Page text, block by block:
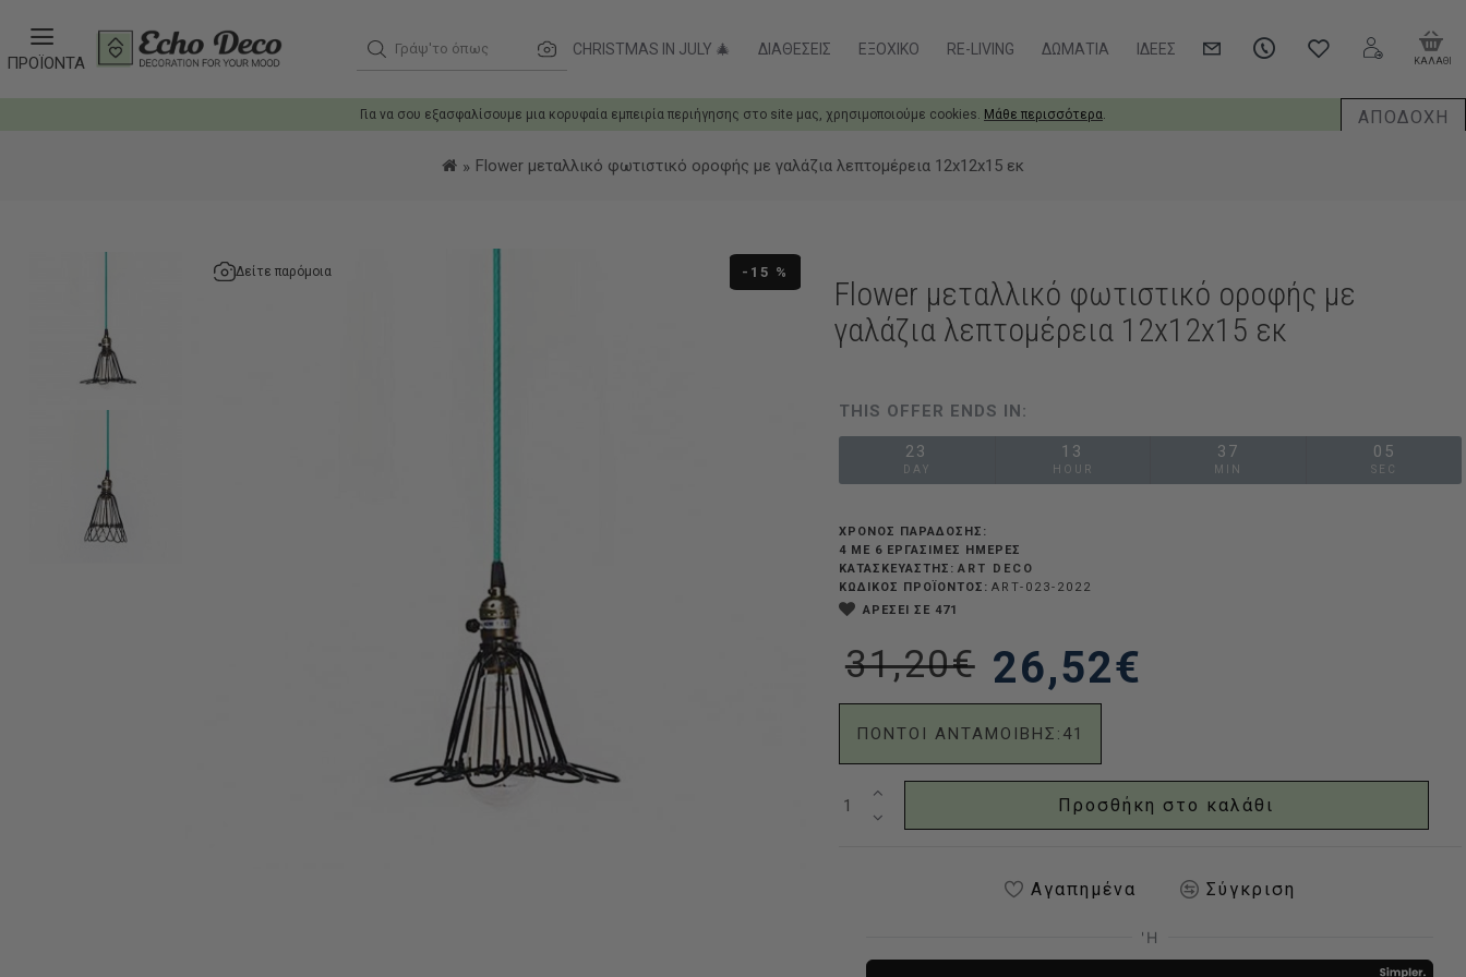
Για να σου εξασφαλίσουμε μια κορυφαία εμπειρία περιήγησης στο site μας, χρησιμοποιούμε cookies. Μάθε περισσότερα. ΑΠΟΔΟΧΗ
ΠΡΟΪΟΝΤΑ
Γράψ'το όπως θες.. CHRISTMAS IN JULY 🎄 ΔΙΑΘΈΣΕΙΣ ΕΞΟΧΙΚΌ RE-LIVING ΔΩΜΆΤΙΑ ΙΔΈΕΣ
ΚΑΛΑΘΙ
Flower μεταλλικό φωτιστικό οροφής με γαλάζια λεπτομέρεια 12x12x15 εκ
-15 %
Δείτε παρόμοια
Flower μεταλλικό φωτιστικό οροφής με
γαλάζια λεπτομέρεια 12x12x15 εκ
THIS OFFER ENDS IN:
23
DAY
13
HOUR
37
MIN
05
SEC
26,52€
31,20€
ΠΟΝΤΟΙ ΑΝΤΑΜΟΙΒΗΣ: 41
ΧΡΟΝΟΣ ΠΑΡΑΔΟΣΗΣ:
4 ΜΕ 6 ΕΡΓΆΣΙΜΕΣ ΗΜΈΡΕΣ
ΚΑΤΑΣΚΕΥΑΣΤΗΣ: ART DECO
ΚΩΔΙΚΟΣ ΠΡΟΪΟΝΤΟΣ: ART-023-2022
ΑΡΕΣΕΙ ΣΕ 471
Προσθήκη στο καλάθι
Αγαπημένα Σύγκριση